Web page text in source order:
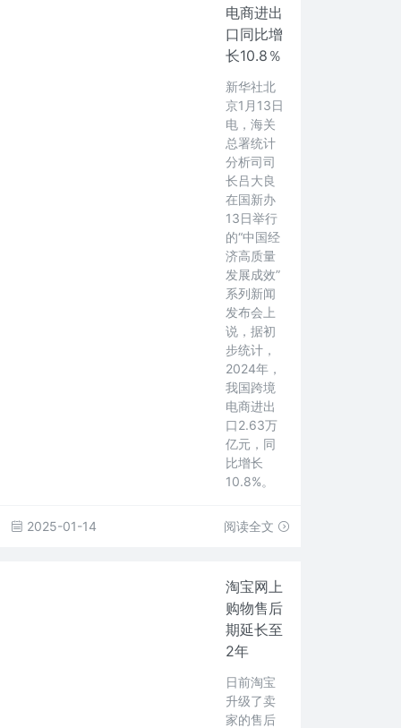
电商进出
口同比增
长10.8％
新华社北
京1月13日
电，海关
总署统计
分析司司
长吕大良
在国新办
13日举行
的“中国经
济高质量
发展成效”
系列新闻
发布会上
说，据初
步统计，
2024年，
我国跨境
电商进出
口2.63万
亿元，同
比增长
10.8%。
2025-01-14 阅读全文
淘宝网上
购物售后
期延长至
2年
日前淘宝
升级了卖
家的售后